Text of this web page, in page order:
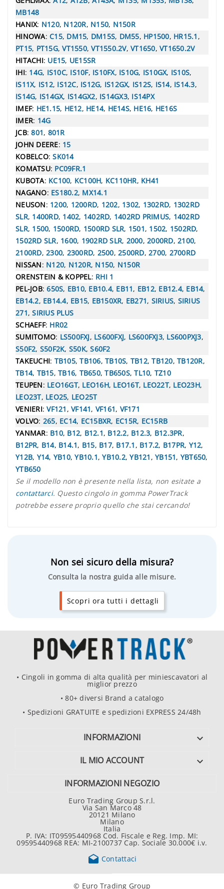
MB148
HANIX: N120, N120R, N150, N150R
HINOWA: C15, DM15, DM15S, DM55, HP1500, HR15.1 ,
PT15, PT15G,VT1550,VT1550.2V, VT1650, VT1650.2V
HITACHI: UE15, UE15SR
IHI: 14G, IS10C, IS10F, IS10FX, IS10G, IS10GX, IS10S,
IS11X, IS12, IS12C, IS12G, IS12GX, IS12S, IS14, IS14.3,
IS14G, IS14GX, IS14GX2, IS14GX3, IS14PX
IMEF: HE1.15, HE12, HE14, HE14S, HE16, HE16S
IMER: 14G
JCB:801, 801R
JOHN DEERE: 15
KOBELCO:SK014
KOMATSU: PC09FR.1
KUBOTA: KC100, KC100H, KC110HR, KH41
NAGANO: ES180.2, MX14.1
NEUSON: 1200, 1200RD, 1202, 1302, 1302RD, 1302RD
SLR, 1400RD, 1402, 1402RD, 1402RD PRIMUS, 1402RD
SLR, 1500, 1500RD, 1500RD SLR, 1501, 1502, 1502RD,
1502RD SLR, 1600, 1902RD SLR, 2000, 2000RD, 2100,
2100RD, 2300, 2300RD, 2500, 2500RD, 2700, 2700RD
NISSAN: N120, N120R, N150, N150R
ORENSTEIN & KOPPEL: RHI 1
PEL-JOB:650S, EB10, EB10.4, EB11, EB12, EB12.4, EB14,
EB14.2, EB14.4, EB15, EB150XR, EB271, SIRIUS, SIRIUS
271,SIRIUS PLUS
SCHAEFF: HR02
SUMITOMO: LS500FXJ, LS600FXJ, LS600FXJ3, LS600PXJ3,
S50F2, S50F2K, S50K,S60F2
TAKEUCHI: TB105,TB106, TB10S, TB12,TB120, TB120R,
TB14, TB15, TB16, TB650,TB650S,TL10, TZ10
TEUPEN: LEO16GT, LEO16H, LEO16T, LEO22T, LEO23H,
LEO23T, LEO25, LEO25T
VENIERI:VF121 , VF141, VF161, VF171
VOLVO: 265, EC14, EC15BXR, EC15R, EC15RB
YANMAR: B10, B12, B12.1, B12.2, B12.3, B12.3PR,
B12PR, B14, B14.1, B15, B17, B17.1 , B17.2, B17PR, Y12,
Y12B, Y14, YB10,YB10.1,YB10.2,YB121 , YB151, YBT650,
YTB650
Se il modello non è presente nella lista, non esitate a
contattarci. Questo cingolo in gomma PowerTrack
potrebbe essere proprio quello che stai cercando!
Non sei sicuro della misura?
Consulta la nostra guida alle misure.
Scopri ora tutti i dettagli
• Cingoli in gomma di alta qualità per miniescavatori al
miglior prezzo
• 80+ diversi Brand a catalogo
• Spedizioni GRATUITE e spedizioni EXPRESS 24/48h
INFORMAZIONI 
IL MIO ACCOUNT 
INFORMAZIONI NEGOZIO
Euro Trading Group S.r.l.
Via San Marco 48
20121 Milano
Milano
Italia
P. IVA: IT09595440968 Cod. Fiscale e Reg. Imp. MI:
09595440968 REA: MI-2100737 Cap. Sociale 30.000€ i.v.
 Contattaci
© Euro Trading Group